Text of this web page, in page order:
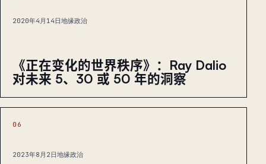
2020年4月14日地缘政治
《正在变化的世界秩序》：Ray Dalio
对未来 5、30 或 50 年的洞察
06
2023年8月2日地缘政治